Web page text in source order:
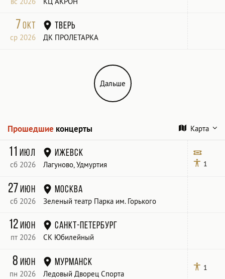
7окт
ср 2026
Тверь
ДК ПРОЛЕТАРКА
Дальше
Прошедшие концерты Карта
11июл
сб 2026
Ижевск
Лагуново, Удмуртия 1
27июн
сб 2026
Москва
Зеленый театр Парка им. Горького
12июн
пт 2026
Санкт-Петербург
СК Юбилейный
8июн
пн 2026
Мурманск
Ледовый Дворец Спорта
1